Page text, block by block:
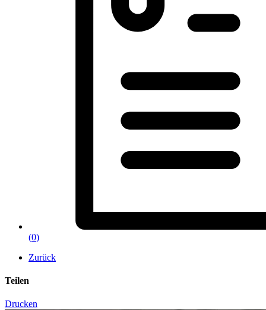
(0)
Zurück
Teilen
Drucken